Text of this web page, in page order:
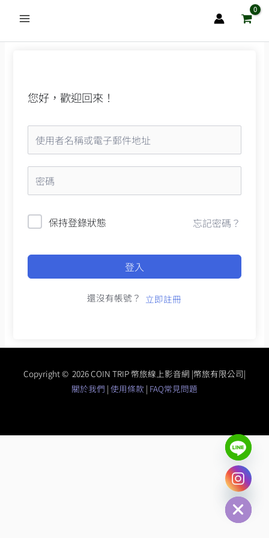
主
您好，歡迎回來！
保持登錄狀態 忘記密碼？
登入
還沒有帳號？ 立即註冊
Copyright © 2026 COIN TRIP 幣旅線上影音網 |幣旅有限公司|
關於我們 | 使用條款 | FAQ常見問題
Hide
chaty